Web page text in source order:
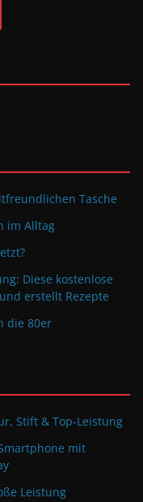
Tasche
im Alltag
Diese kostenlose
erstellt Rezepte
die 80er
Stift & Top-Leistung
mit
Leistung